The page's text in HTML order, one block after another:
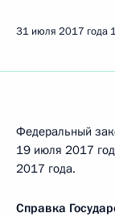
31 июля 2017 года
Федеральный
19 июля 2017
2017 года.
Справка